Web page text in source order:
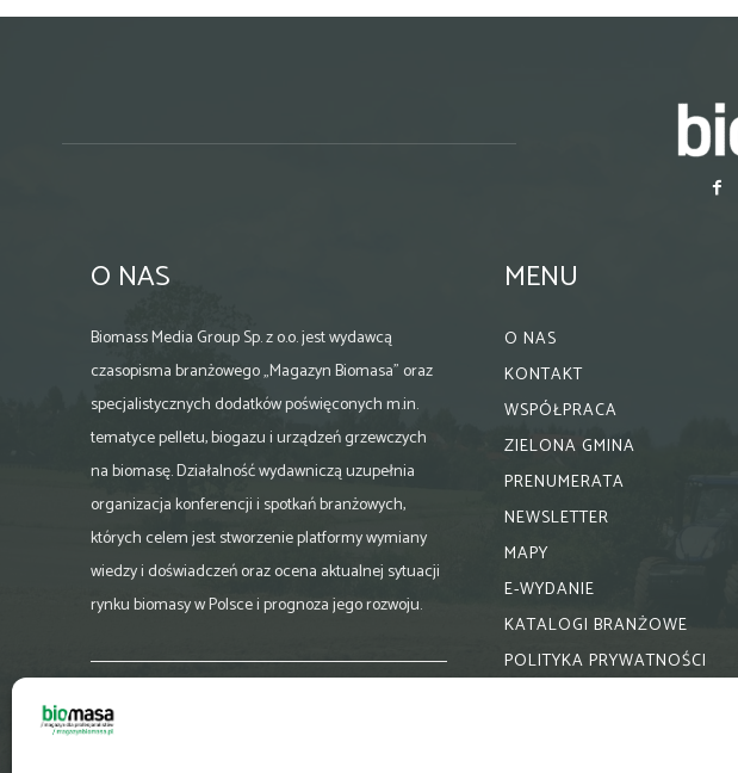
O NAS
Biomass Media Group Sp. z o.o. jest wydawcą
czasopisma branżowego „Magazyn Biomasa” oraz
specjalistycznych dodatków poświęconych m.in.
tematyce pelletu, biogazu i urządzeń grzewczych
na biomasę. Działalność wydawniczą uzupełnia
organizacja konferencji i spotkań branżowych,
których celem jest stworzenie platformy wymiany
wiedzy i doświadczeń oraz ocena aktualnej sytuacji
rynku biomasy w Polsce i prognoza jego rozwoju.
biuro@magazynbiomasa.pl
MENU
O NAS
KONTAKT
WSPÓŁPRACA
ZIELONA GMINA
PRENUMERATA
NEWSLETTER
MAPY
E-WYDANIE
KATALOGI BRANŻOWE
POLITYKA PRYWATNOŚCI